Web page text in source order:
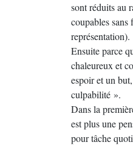
sont réduits au
coupables
représentation).
Ensuite parce
chaleureux et
espoir et un
culpabilité ».
Dans la
est plus une
pour tâche